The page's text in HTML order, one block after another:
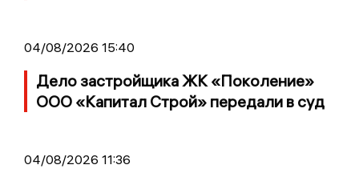
04/08/2026 15:40
Дело застройщика ЖК «Поколение»
ООО «Капитал Строй» передали в суд
04/08/2026 11:36